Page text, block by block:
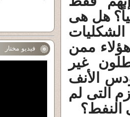
هل هى
ممن
غير
الأنف
التى لم
النفط؟
فيديو مختار